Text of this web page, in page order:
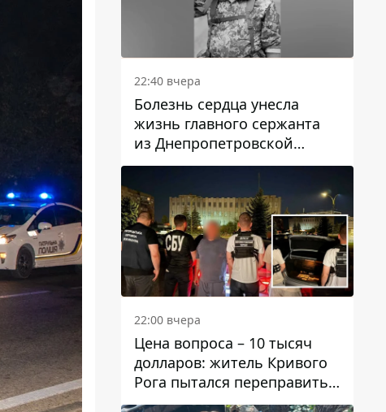
22:40 вчера
Болезнь сердца унесла
жизнь главного сержанта
из Днепропетровской
области Юрия Свистуна
22:00 вчера
Цена вопроса – 10 тысяч
долларов: житель Кривого
Рога пытался переправить
мужчину в Словакию